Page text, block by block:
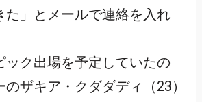
た」とメールで連絡を入れ
ック出場を予定していたの
ザキア・クダダディ（23）